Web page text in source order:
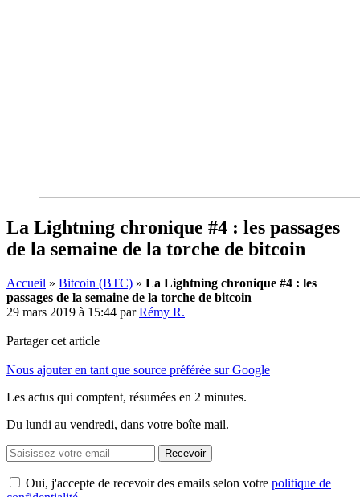
La Lightning chronique #4 : les passages
de la semaine de la torche de bitcoin
Accueil » Bitcoin (BTC) » La Lightning chronique #4 : les
passages de la semaine de la torche de bitcoin
29 mars 2019 à 15:44 parRémy R.
Partager cet article
Nous ajouter en tant que source préférée sur Google
Les actus qui comptent, résumées en 2 minutes.
Du lundi au vendredi, dans votre boîte mail.
Recevoir
Oui, j'accepte de recevoir des emails selon votre politique de